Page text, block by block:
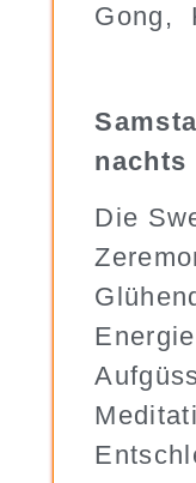
Gong,
nachts
Die